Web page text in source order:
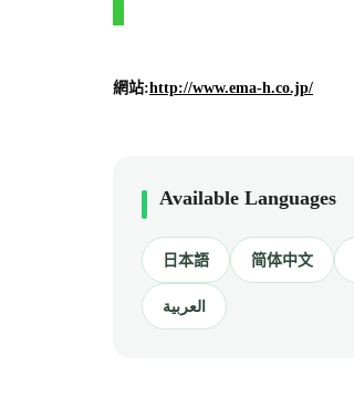
網站:http://www.ema-h.co.jp/
Available Languages
日本語 简体中文
العربية